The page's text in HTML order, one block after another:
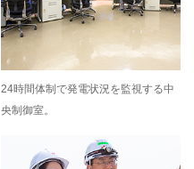
24時間体制で発電状況を監視する中
央制御室。